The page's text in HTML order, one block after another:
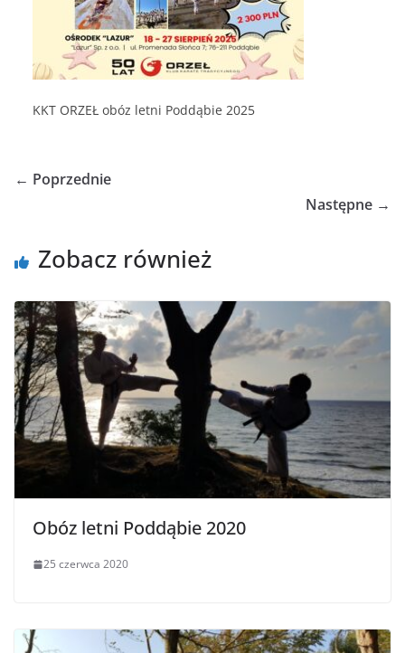
KKT ORZEŁ obóz letni Poddąbie 2025
← Poprzednie
Następne →
Zobacz również
Obóz letni Poddąbie 2020
25 czerwca 2020